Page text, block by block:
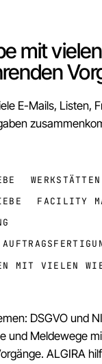
mit vielen
E-Mails, Listen,
WERKSTÄTTEN
FACILITY
MIT VIELEN
DSGVO und
und Meldewege
ALGIRA